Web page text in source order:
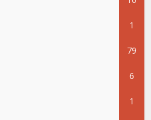
1
79
6
1